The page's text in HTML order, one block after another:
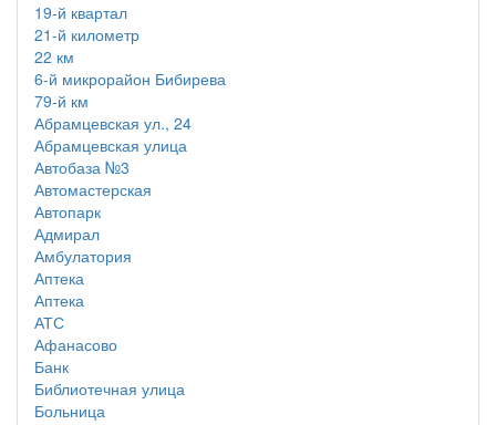
19-й квартал
21-й километр
22 км
6-й микрорайон Бибирева
79-й км
Абрамцевская ул., 24
Абрамцевская улица
Автобаза №3
Автомастерская
Автопарк
Адмирал
Амбулатория
Аптека
Аптека
АТС
Афанасово
Банк
Библиотечная улица
Больница